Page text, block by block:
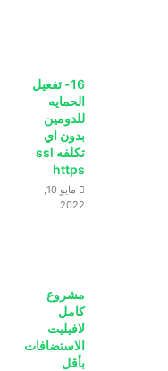
16- تفعيل
الحمايه
للدومين
بدون اي
تكلفه ssl
https
مايو 10,
2022
مشروع
كامل
لافيليت
الاستضافات
بأقل